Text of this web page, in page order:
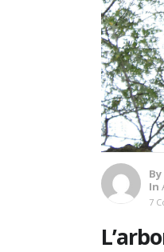
By
In
7